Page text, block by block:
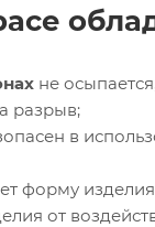
не
разрыв;
в
форму
от